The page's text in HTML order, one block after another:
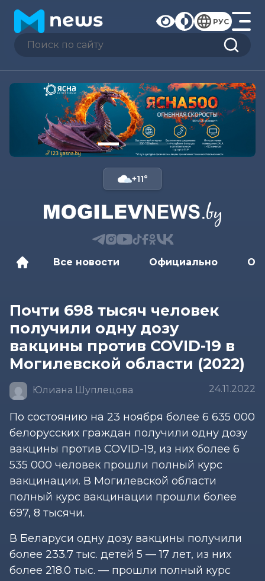
РУС
+11°
Все новости Официально
Почти 698 тысяч человек
получили одну дозу
вакцины против COVID-19 в
Могилевской области (2022)
Юлиана Шуплецова 24.11.2022
По состоянию на 23 ноября более 6 635 000
белорусских граждан получили одну дозу
вакцины против COVID-19, из них более 6
535 000 человек прошли полный курс
вакцинации. В Могилевской области
полный курс вакцинации прошли более
697, 8 тысячи.
В Беларуси одну дозу вакцины получили
более 233.7 тыс. детей 5 — 17 лет, из них
более 218.0 тыс. — прошли полный курс